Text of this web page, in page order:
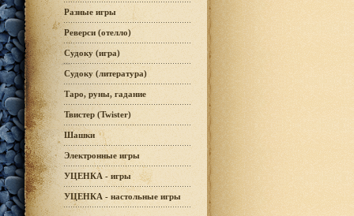
Разные игры
Реверси (отелло)
Судоку (игра)
Судоку (литература)
Таро, руны, гадание
Твистер (Twister)
Шашки
Электронные игры
УЦЕНКА - игры
УЦЕНКА - настольные игры